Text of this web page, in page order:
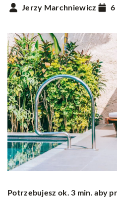
Jerzy Marchniewicz 6
Potrzebujesz ok. 3 min. aby